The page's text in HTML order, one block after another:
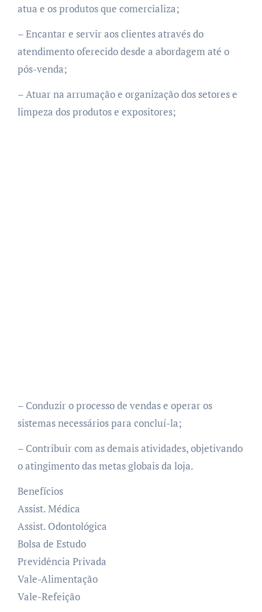
atua e os produtos que comercializa;
– Encantar e servir aos clientes através do
atendimento oferecido desde a abordagem até o
pós-venda;
– Atuar na arrumação e organização dos setores e
limpeza dos produtos e expositores;
– Conduzir o processo de vendas e operar os
sistemas necessários para concluí-la;
– Contribuir com as demais atividades, objetivando
o atingimento das metas globais da loja.
Benefícios
Assist. Médica
Assist. Odontológica
Bolsa de Estudo
Previdência Privada
Vale-Alimentação
Vale-Refeição